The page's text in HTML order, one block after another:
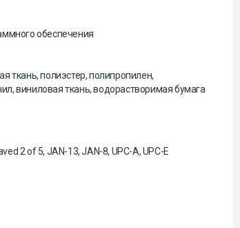
обеспечения
ткань, полиэстер, полипропилен,
виниловая ткань, водорастворимая бумага
2 of 5, JAN-13, JAN-8, UPC-A, UPC-E